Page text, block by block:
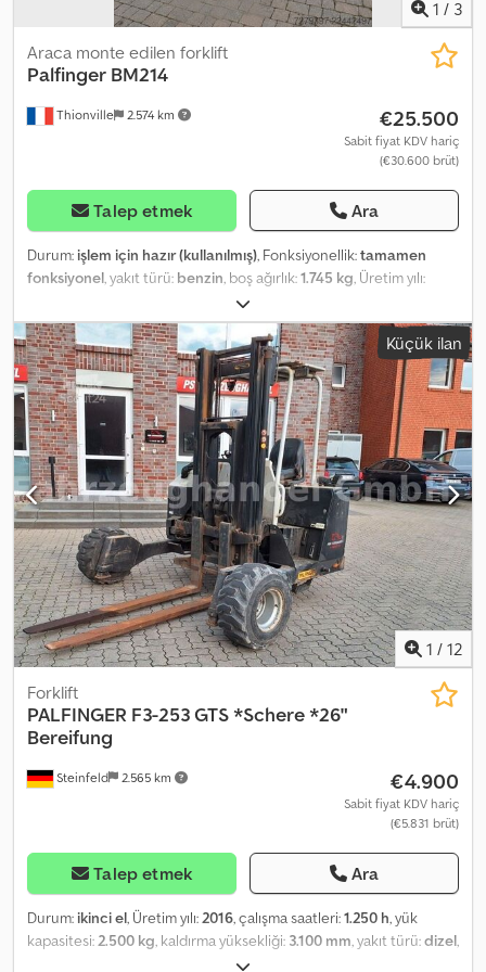
1 / 3
Thionville 2.574 km
Araca monte edilen forklift
Palfinger BM214
€25.500
Sabit fiyat KDV hariç
(€30.600 brüt)
Talep etmek Ara
Durum: işlem için hazır (kullanılmış), Fonksiyonellik:tamamen
fonksiyonel, yakıt türü: benzin, boş ağırlık:1.745 kg, Üretim yılı:
, Palfinger BM 214 taşınabilir forklift,
2019 yılı model, yalnızca 390 çalışma saatiyle mükemmel durumda.
Teknik özellikler: • Nominal taşıma kapasitesi: 2.100 kg • Maksimum
kaldırma yüksekliği: 2.850 mm • Boş ağırlık (çatalsız): yaklaşık 1.745
kg • Motor: 3 silindirli Lombardini LDW 1003 dizel – güç 25,3 kW •
Şanzıman: Hidrolik (HY) Avantajlar: • Yüksek taşıma kapasitesi •
Büyük kaldırma yüksekliği • Ağır ve hacimli yüklerin elleçlenmesi
için ideal Dsdpszp Rubefx Am Heck • Güvenilir makine, kamyon
arkasında veya ağır treyler kasasında taşınması kolay. Dahil
ekipmanlar: • Eksiksiz kumanda • Şarj cihazı • 2 adet akü • Çatal seti
ve ilave uzun çatallar • Tüm orijinal belgeler Ağır treylerin
kasasında saklanabilir (isteğe bağlı olarak üretim ve temin
edebiliyoruz). Fiyat: 25.500 € + KDV
Küçük ilan
1 / 12
Steinfeld 2.565 km
Forklift
PALFINGER F3-253 GTS *Schere *26"
Bereifung
€4.900
Sabit fiyat KDV hariç
(€5.831 brüt)
Talep etmek Ara
Durum: ikinci el, Üretim yılı:2016, çalışma saatleri:1.250 h, yük
kapasitesi:2.500 kg, kaldırma yüksekliği: 3.100 mm, yakıt türü:dizel,
, Donanım: